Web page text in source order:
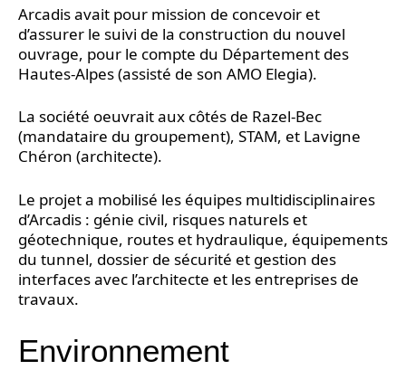
Arcadis avait pour mission de concevoir et
d’assurer le suivi de la construction du nouvel
ouvrage, pour le compte du Département des
Hautes-Alpes (assisté de son AMO Elegia).
La société oeuvrait aux côtés de Razel-Bec
(mandataire du groupement), STAM, et Lavigne
Chéron (architecte).
Le projet a mobilisé les équipes multidisciplinaires
d’Arcadis : génie civil, risques naturels et
géotechnique, routes et hydraulique, équipements
du tunnel, dossier de sécurité et gestion des
interfaces avec l’architecte et les entreprises de
travaux.
Environnement